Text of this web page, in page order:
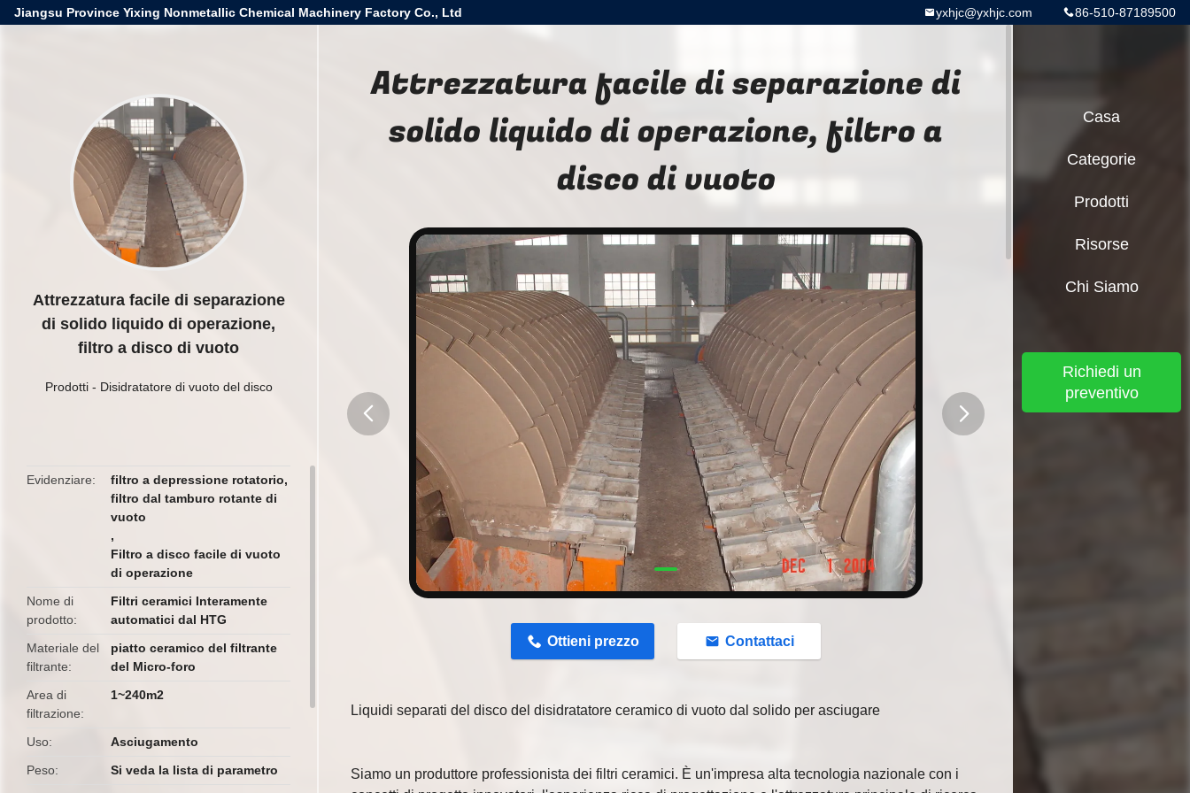
Jiangsu Province Yixing Nonmetallic Chemical Machinery Factory Co., Ltd 86-510-87189500
yxhjc@yxhjc.com
Attrezzatura facile di separazione
di solido liquido di operazione,
filtro a disco di vuoto
Prodotti- Disidratatore di vuoto del disco
Evidenziare filtro a depressione rotatorio,
filtro dal tamburo rotante di
vuoto
,
Filtro a disco facile di vuoto
di operazione
Nome di
prodotto
Filtri ceramici Interamente
automatici dal HTG
Materiale del
filtrante
piatto ceramico del filtrante
del Micro-foro
Area di
filtrazione
1~240m2
Uso
Asciugamento
Peso
Si veda la lista di parametro
Attrezzatura facile di separazione di
solido liquido di operazione, filtro a
disco di vuoto
Ottieni prezzo Contattaci
Liquidi separati del disco del disidratatore ceramico di vuoto dal solido per asciugare
Siamo un produttore professionista dei filtri ceramici. È un'impresa alta tecnologia nazionale con i
Casa
Categorie
Prodotti
Risorse
Chi Siamo
Richiedi un
preventivo